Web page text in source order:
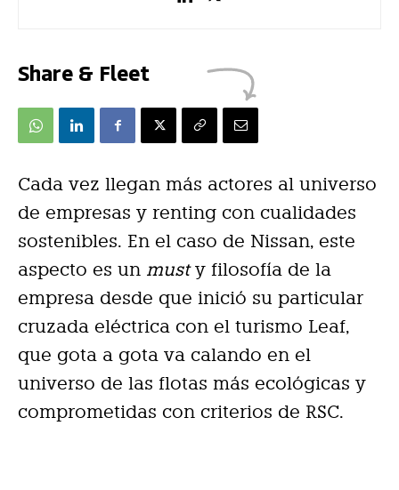
Share & Fleet
Cada vez llegan más actores al universo
de empresas y renting con cualidades
sostenibles. En el caso de Nissan, este
aspecto es un musty filosofía de la
empresa desde que inició su particular
cruzada eléctrica con el turismo Leaf,
que gota a gota va calando en el
universo de las flotas más ecológicas y
comprometidas con criterios de RSC.